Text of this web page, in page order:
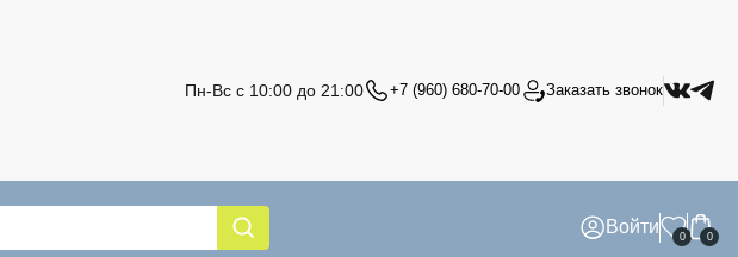
Пн-Вс с 10:00 до 21:00 +7 (960) 680-70-00 Заказать звонок
Войти 0 0